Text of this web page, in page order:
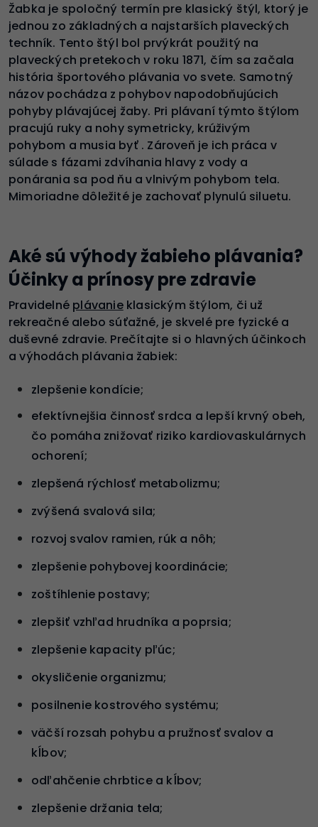
Žabka je spoločný termín pre klasický štýl, ktorý je
jednou zo základných a najstarších plaveckých
techník. Tento štýl bol prvýkrát použitý na
plaveckých pretekoch v roku 1871, čím sa začala
história športového plávania vo svete. Samotný
názov pochádza z pohybov napodobňujúcich
pohyby plávajúcej žaby. Pri plávaní týmto štýlom
pracujú ruky a nohy symetricky, krúživým
pohybom a musia byť . Zároveň je ich práca v
súlade s fázami zdvíhania hlavy z vody a
ponárania sa pod ňu a vlnivým pohybom tela.
Mimoriadne dôležité je zachovať plynulú siluetu.
Aké sú výhody žabieho plávania?
Účinky a prínosy pre zdravie
Pravidelné plávanieklasickým štýlom, či už
rekreačné alebo súťažné, je skvelé pre fyzické a
duševné zdravie. Prečítajte si o hlavných účinkoch
a výhodách plávania žabiek:
zlepšenie kondície;
efektívnejšia činnosť srdca a lepší krvný obeh,
čo pomáha znižovať riziko kardiovaskulárnych
ochorení;
zlepšená rýchlosť metabolizmu;
zvýšená svalová sila;
rozvoj svalov ramien, rúk a nôh;
zlepšenie pohybovej koordinácie;
zoštíhlenie postavy;
zlepšiť vzhľad hrudníka a poprsia;
zlepšenie kapacity pľúc;
okysličenie organizmu;
posilnenie kostrového systému;
väčší rozsah pohybu a pružnosť svalov a
kĺbov;
odľahčenie chrbtice a kĺbov;
zlepšenie držania tela;